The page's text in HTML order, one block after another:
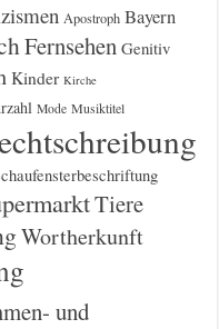
Apostroph Bayern
Fernsehen Genitiv
Kinder Kirche
Mode Musiktitel
Tiere
Wortherkunft
und